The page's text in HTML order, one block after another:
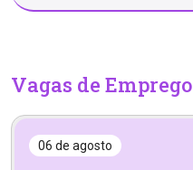
Vagas de Emprego
06 de agosto